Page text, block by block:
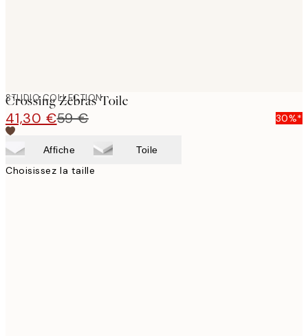
STUDIO COLLECTION
Crossing Zebras Toile
41,30 €59 € 30%*
Affiche Toile
Choisissez la taille